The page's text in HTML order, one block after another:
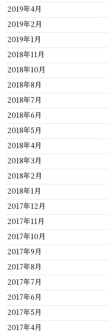
2019年4月
2019年2月
2019年1月
2018年11月
2018年10月
2018年8月
2018年7月
2018年6月
2018年5月
2018年4月
2018年3月
2018年2月
2018年1月
2017年12月
2017年11月
2017年10月
2017年9月
2017年8月
2017年7月
2017年6月
2017年5月
2017年4月